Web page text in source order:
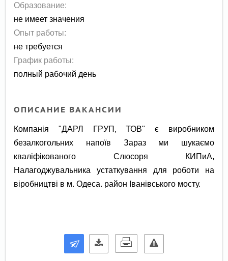
Образование:
не имеет значения
Опыт работы:
не требуется
График работы:
полный рабочий день
ОПИСАНИЕ ВАКАНСИИ
Компанія "ДАРЛ ГРУП, ТОВ" є виробником
безалкогольних напоїв Зараз ми шукаємо
кваліфікованого Слюсоря КИПиА,
Налагоджувальника устаткування для роботи на
віробництві в м. Одеса. район Іванівського мосту.